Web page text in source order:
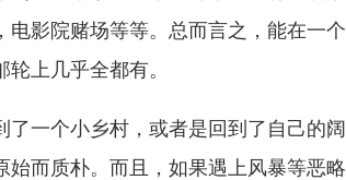
影院赌场等等。总而言之，能在一个
上几乎全都有。
一个小乡村，或者是回到了自己的阔
而质朴。而且，如果遇上风暴等恶略